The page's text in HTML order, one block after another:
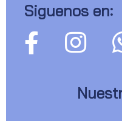
Siguenos en: